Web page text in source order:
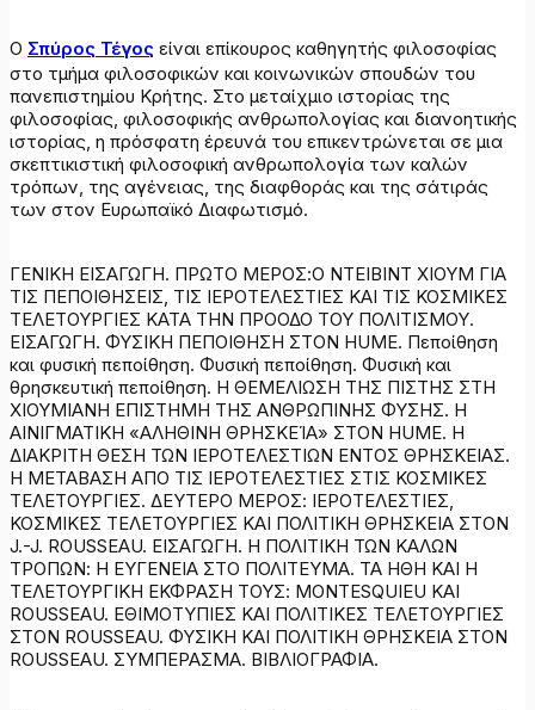
Ο Σπύρος Τέγος είναι επίκουρος καθηγητής φιλοσοφίας
στο τμήμα φιλοσοφικών και κοινωνικών σπουδών του
πανεπιστημίου Κρήτης. Στο μεταίχμιο ιστορίας της
φιλοσοφίας, φιλοσοφικής ανθρωπολογίας και διανοητικής
ιστορίας, η πρόσφατη έρευνά του επικεντρώνεται σε μια
σκεπτικιστική φιλοσοφική ανθρωπολογία των καλών
τρόπων, της αγένειας, της διαφθοράς και της σάτιράς
των στον Ευρωπαϊκό Διαφωτισμό.
ΓΕΝΙΚΗ ΕΙΣΑΓΩΓΗ. ΠΡΩΤΟ ΜΕΡΟΣ:Ο ΝΤΕΙΒΙΝΤ ΧΙΟΥΜ ΓΙΑ
ΤΙΣ ΠΕΠΟΙΘΗΣΕΙΣ, ΤΙΣ ΙΕΡΟΤΕΛΕΣΤΙΕΣ ΚΑΙ ΤΙΣ ΚΟΣΜΙΚΕΣ
ΤΕΛΕΤΟΥΡΓΙΕΣ ΚΑΤΑ ΤΗΝ ΠΡΟΟΔΟ ΤΟΥ ΠΟΛΙΤΙΣΜΟΥ.
ΕΙΣΑΓΩΓΗ. ΦΥΣΙΚΗ ΠΕΠΟΙΘΗΣΗ ΣΤΟΝ HUME. Πεποίθηση
και φυσική πεποίθηση. Φυσική πεποίθηση. Φυσική και
θρησκευτική πεποίθηση. Η ΘΕΜΕΛΙΩΣΗ ΤΗΣ ΠΙΣΤΗΣ ΣΤΗ
ΧΙΟΥΜΙΑΝΗ ΕΠΙΣΤΗΜΗ ΤΗΣ ΑΝΘΡΩΠΙΝΗΣ ΦΥΣΗΣ. Η
ΑΙΝΙΓΜΑΤΙΚΗ «ΑΛΗΘΙΝΗ ΘΡΗΣΚΕΊΑ» ΣΤΟΝ HUME. Η
ΔΙΑΚΡΙΤΗ ΘΕΣΗ ΤΩΝ ΙΕΡΟΤΕΛΕΣΤΙΩΝ ΕΝΤΟΣ ΘΡΗΣΚΕΙΑΣ.
Η ΜΕΤΑΒΑΣΗ ΑΠΟ ΤΙΣ ΙΕΡΟΤΕΛΕΣΤΙΕΣ ΣΤΙΣ ΚΟΣΜΙΚΕΣ
ΤΕΛΕΤΟΥΡΓΙΕΣ. ΔΕΥΤΕΡΟ ΜΕΡΟΣ: ΙΕΡΟΤΕΛΕΣΤΙΕΣ,
ΚΟΣΜΙΚΕΣ ΤΕΛΕΤΟΥΡΓΙΕΣ ΚΑΙ ΠΟΛΙΤΙΚΗ ΘΡΗΣΚΕΙΑ ΣΤΟΝ
J.-J. ROUSSEAU. ΕΙΣΑΓΩΓΗ. Η ΠΟΛΙΤΙΚΗ ΤΩΝ ΚΑΛΩΝ
ΤΡΟΠΩΝ: Η ΕΥΓΕΝΕΙΑ ΣΤΟ ΠΟΛΙΤΕΥΜΑ. ΤΑ ΗΘΗ ΚΑΙ Η
ΤΕΛΕΤΟΥΡΓΙΚΗ ΕΚΦΡΑΣΗ ΤΟΥΣ: MONTESQUIEU ΚΑΙ
ROUSSEAU. ΕΘΙΜΟΤΥΠΙΕΣ ΚΑΙ ΠΟΛΙΤΙΚΕΣ ΤΕΛΕΤΟΥΡΓΙΕΣ
ΣΤΟΝ ROUSSEAU. ΦΥΣΙΚΗ ΚΑΙ ΠΟΛΙΤΙΚΗ ΘΡΗΣΚΕΙΑ ΣΤΟΝ
ROUSSEAU. ΣΥΜΠΕΡΑΣΜΑ. ΒΙΒΛΙΟΓΡΑΦΙΑ.